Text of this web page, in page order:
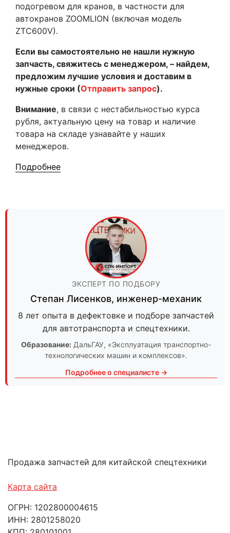
подогревом для кранов, в частности для
автокранов ZOOMLION (включая модель
ZTC600V).
Если вы самостоятельно не нашли нужную
запчасть, свяжитесь с менеджером, – найдем,
предложим лучшие условия и доставим в
нужные сроки (Отправить запрос).
Внимание, в связи с нестабильностью курса
рубля, актуальную цену на товар и наличие
товара на складе узнавайте у наших
менеджеров.
Подробнее
ЭКСПЕРТ ПО ПОДБОРУ
Степан Лисенков, инженер-механик
8 лет опыта в дефектовке и подборе запчастей
для автотранспорта и спецтехники.
Образование: ДальГАУ, «Эксплуатация транспортно-
технологических машин и комплексов».
Подробнее о специалисте →
Продажа запчастей для китайской спецтехники
Карта сайта
ОГРН: 1202800004615
ИНН: 2801258020